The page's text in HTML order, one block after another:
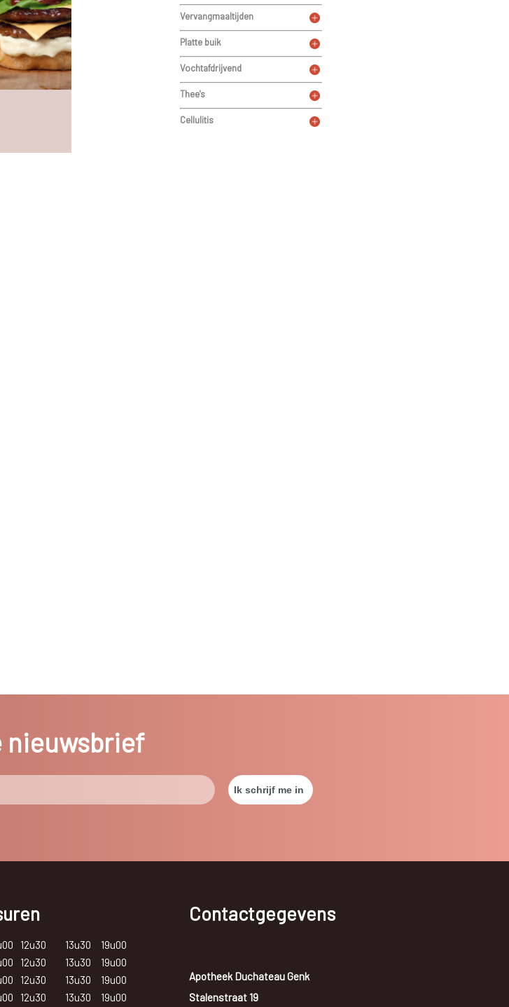
voor spieren en spierweefsel verbruikt meer energie dan vetweefsel. Zo blijft het lichaam meer energie
Vervangmaaltijden
Platte buik
Vochtafdrijvend
Thee's
Cellulitis
nieuwsbrief
12u30 13u30
19u00
12u30 13u30
19u00
12u30 13u30
19u00
12u30 13u30 19u00
Contactgegevens
Apotheek Duchateau Genk
Stalenstraat 19